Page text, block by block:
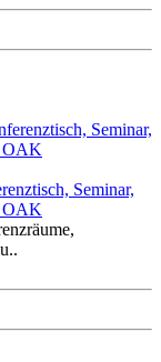
Seminar,
OAK